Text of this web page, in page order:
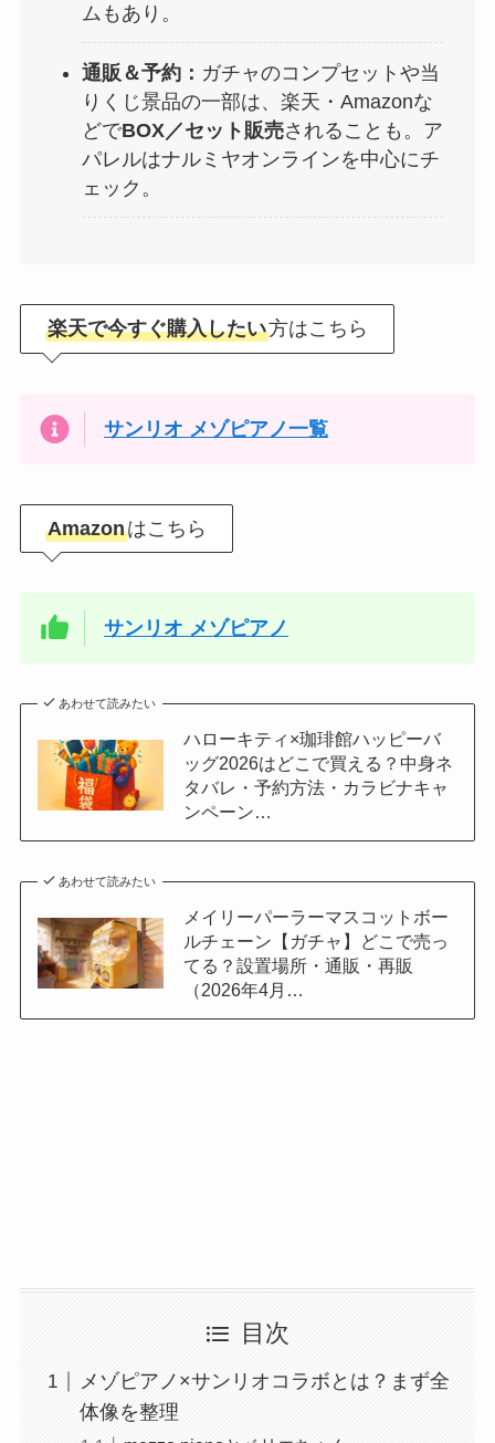
ムもあり。
通販＆予約： ガチャのコンプセットや当
りくじ景品の一部は、楽天・Amazonな
どでBOX／セット販売されることも。ア
パレルはナルミヤオンラインを中心にチ
ェック。
楽天で今すぐ購入したい方はこちら
サンリオ メゾピアノ一覧
Amazonはこちら
サンリオ メゾピアノ
あわせて読みたい
ハローキティ×珈琲館ハッピーバ
ッグ2026はどこで買える？中身ネ
タバレ・予約方法・カラビナキャ
ンペーン…
あわせて読みたい
メイリーパーラーマスコットボー
ルチェーン【ガチャ】どこで売っ
てる？設置場所・通販・再販
（2026年4月…
目次
メゾピアノ×サンリオコラボとは？まず全
体像を整理